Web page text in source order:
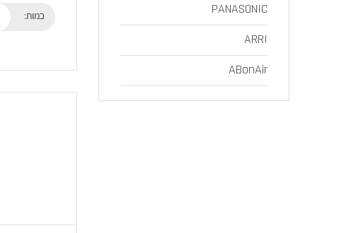
PANASONIC
ARRI
ABonAir
כמות: